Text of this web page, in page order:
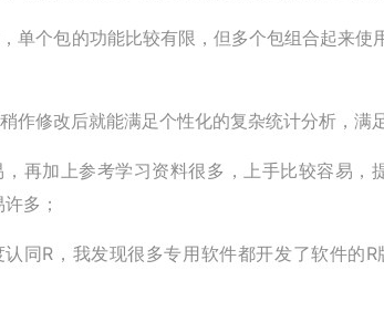
，单个包的功能比较有限，但多个包组合起来
作修改后就能满足个性化的复杂统计分析，满
，再加上参考学习资料很多，上手比较容易
多；
认同R，我发现很多专用软件都开发了软件的